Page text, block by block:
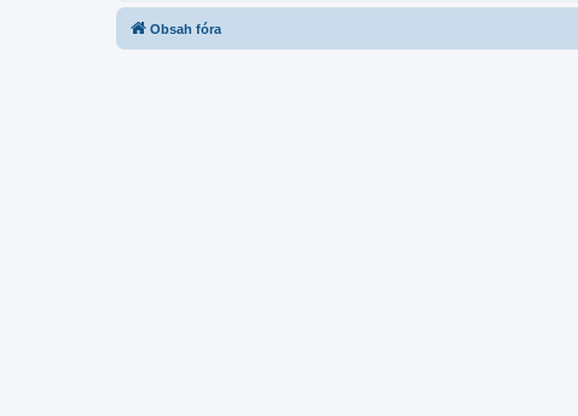
Obsah fóra